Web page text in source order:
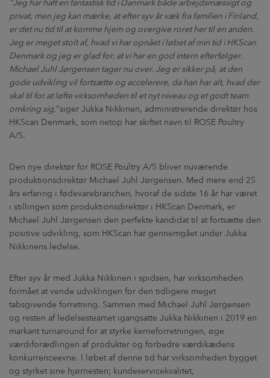
"Jeg har haft en fantastisk tid i Danmark både arbejdsmæssigt og
privat, men jeg kan mærke, at efter syv år væk fra familien i Finland,
er det nu tid til at komme hjem og overgive roret her til en anden.
Jeg er meget stolt af, hvad vi har opnået i løbet af min tid i HKScan
Denmark og jeg er glad for, at vi har en god intern efterfølger.
Michael Juhl Jørgensen tager nu over. Jeg er sikker på, at den
gode udvikling vil fortsætte og accelerere, da han har alt, hvad der
skal til for at løfte virksomheden til et nyt niveau og et godt team
omkring sig,”siger Jukka Nikkinen, administrerende direktør hos
HKScan Denmark, som netop har skiftet navn til ROSE Poultry
A/S.
Den nye direktør for ROSE Poultry A/S bliver nuværende
produktionsdirektør Michael Juhl Jørgensen. Med mere end 25
års erfaring i fødevarebranchen, hvoraf de sidste 16 år har været
i stillingen som produktionsdirektør i HKScan Denmark, er
Michael Juhl Jørgensen den perfekte kandidat til at fortsætte den
positive udvikling, som HKScan har gennemgået under Jukka
Nikkinens ledelse.
Efter syv år med Jukka Nikkinen i spidsen, har virksomheden
formået at vende udviklingen for den tidligere meget
tabsgivende forretning. Sammen med Michael Juhl Jørgensen
og resten af ledelsesteamet igangsatte Jukka Nikkinen i 2019 en
markant turnaround for at styrke kerneforretningen, øge
værdiforædlingen af produkter og forbedre værdikædens
konkurrenceevne. I løbet af denne tid har virksomheden bygget
og styrket sine hjørnesten; kundeservicekvalitet,